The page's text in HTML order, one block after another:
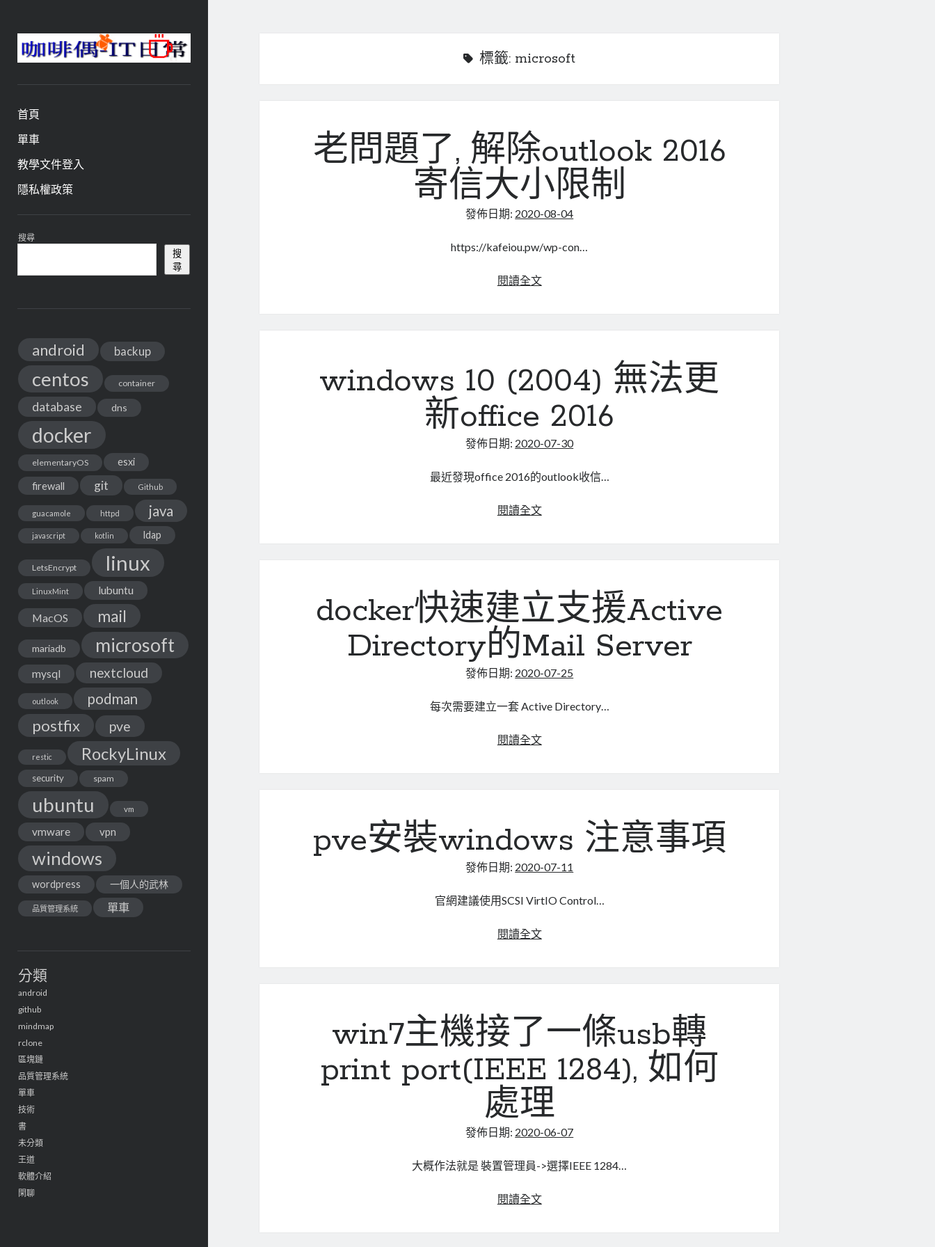
咖
啡
與
IT
日
常
首頁
單車
教學文件登入
隱私權政策
資
訊
欄
搜尋
搜
尋
android backup
centos container
database dns
docker
elementaryOS esxi
firewall git Github
guacamole httpd java
javascript kotlin ldap
LetsEncrypt linux
LinuxMint lubuntu
MacOS mail
mariadb microsoft
mysql nextcloud
outlook podman
postfix pve
restic RockyLinux
security spam
ubuntu vm
vmware vpn
windows
wordpress 一個人的武林
品質管理系統 單車
分類
android
github
mindmap
rclone
區塊鏈
品質管理系統
單車
技術
書
未分類
王道
軟體介紹
閑聊
標籤: microsoft
老問題了, 解除outlook 2016
寄信大小限制
發佈日期: 2020-08-04
https://kafeiou.pw/wp-con…
閱讀全文老
outlook
寄
信
大
限
windows 10 (2004) 無法更
新office 2016
發佈日期: 2020-07-30
最近發現office 2016的outlook收信…
閱讀全文windows
新
office
2016
docker快速建立支援Active
Directory的Mail Server
發佈日期: 2020-07-25
每次需要建立一套 Active Directory…
閱讀全文docker
援
Directory
Mail
pve安裝windows 注意事項
發佈日期: 2020-07-11
官網建議使用SCSI VirtIO Control…
閱讀全文pve
意
事
win7主機接了一條usb轉
print port(IEEE 1284), 如何
處理
發佈日期: 2020-06-07
大概作法就是 裝置管理員->選擇IEEE 1284…
閱讀全文win7